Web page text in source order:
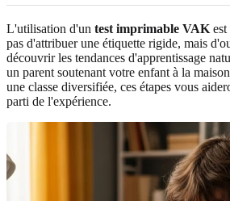
L'utilisation d'un test imprimable VAK
pas d'attribuer une étiquette rigide, mais
découvrir les tendances d'apprentissage
un parent soutenant votre enfant à la
une classe diversifiée, ces étapes vous
parti de l'expérience.